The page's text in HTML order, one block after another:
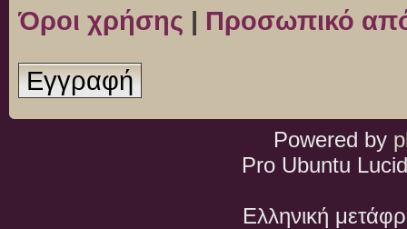
Όροι χρήσης | Προσωπικό
Εγγραφή
Powered by
Pro Ubuntu
Ελληνική